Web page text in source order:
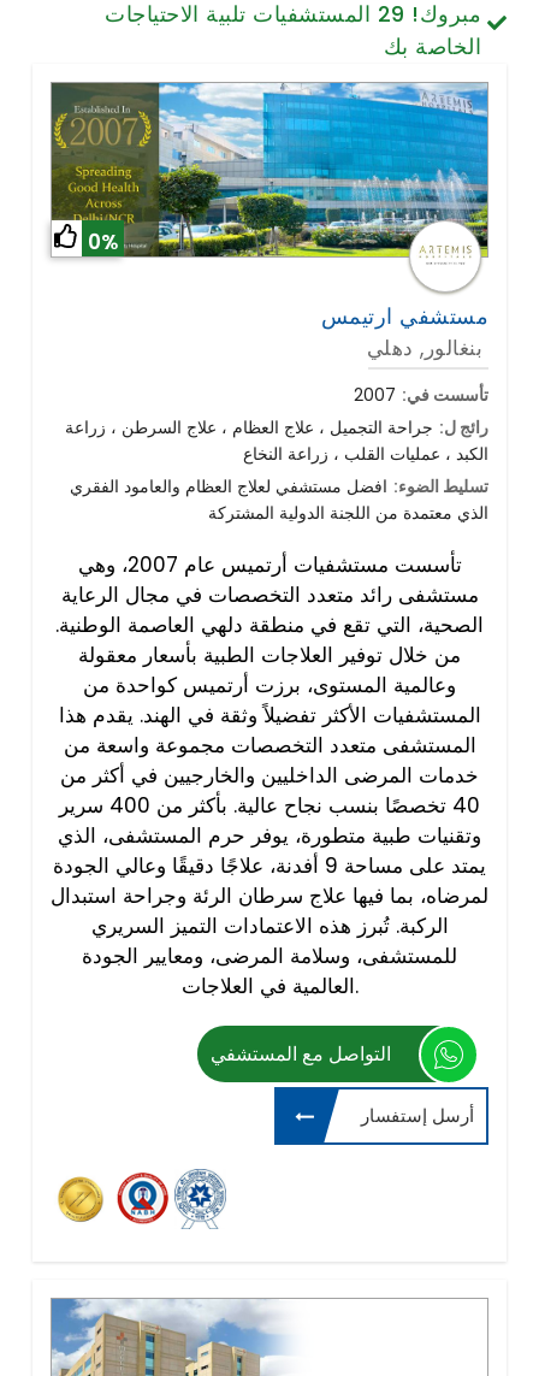
تصميم الأسنان والابتسامة
الخلايا الجذعية / الطب التجديدي
العمود الفقري وآلام الظهر
أمراض الرئة
الجراحة العامة
مبروك! 29 المستشفيات تلبية الاحتياجات
الخاصة بك
0%
مستشفي ارتيمس
بنغالور, دهلي
تأسست في: 2007
رائج ل: جراحة التجميل ، علاج العظام ، علاج السرطن ، زراعة
الكبد ، عمليات القلب ، زراعة النخاع
تسليط الضوء: افضل مستشفي لعلاج العظام والعامود الفقري
الذي معتمدة من اللجنة الدولية المشتركة
تأسست مستشفيات أرتميس عام 2007، وهي
مستشفى رائد متعدد التخصصات في مجال الرعاية
الصحية، التي تقع في منطقة دلهي العاصمة الوطنية.
من خلال توفير العلاجات الطبية بأسعار معقولة
وعالمية المستوى، برزت أرتميس كواحدة من
المستشفيات الأكثر تفضيلاً وثقة في الهند. يقدم هذا
المستشفى متعدد التخصصات مجموعة واسعة من
خدمات المرضى الداخليين والخارجيين في أكثر من
40 تخصصًا بنسب نجاح عالية. بأكثر من 400 سرير
وتقنيات طبية متطورة، يوفر حرم المستشفى، الذي
يمتد على مساحة 9 أفدنة، علاجًا دقيقًا وعالي الجودة
لمرضاه، بما فيها علاج سرطان الرئة وجراحة استبدال
الركبة. تُبرز هذه الاعتمادات التميز السريري
للمستشفى، وسلامة المرضى، ومعايير الجودة
العالمية في العلاجات.
التواصل مع المستشفي
أرسل إستفسار